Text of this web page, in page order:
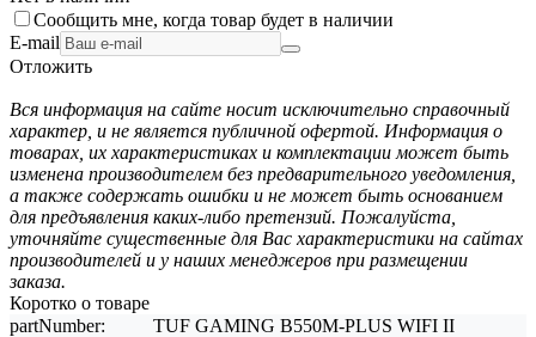
Сообщить мне, когда товар будет в наличии
E-mail
Отложить
Вся информация на сайте носит исключительно справочный
характер, и не является публичной офертой. Информация о
товарах, их характеристиках и комплектации может быть
изменена производителем без предварительного уведомления,
а также содержать ошибки и не может быть основанием
для предъявления каких-либо претензий. Пожалуйста,
уточняйте существенные для Вас характеристики на сайтах
производителей и у наших менеджеров при размещении
заказа.
Коротко о товаре
partNumber:
TUF GAMING B550M-PLUS WIFI II